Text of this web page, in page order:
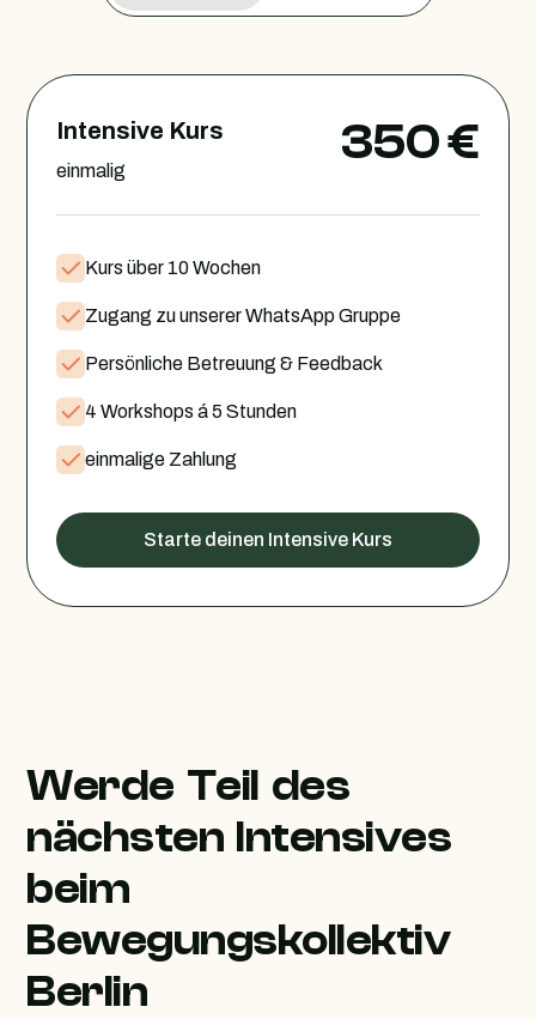
Intensive Kurs
einmalig
350 €
Kurs über 10 Wochen
Zugang zu unserer WhatsApp Gruppe
Persönliche Betreuung & Feedback
4 Workshops á 5 Stunden
einmalige Zahlung
Starte deinen Intensive Kurs
Werde Teil des
nächsten Intensives
beim
Bewegungskollektiv
Berlin